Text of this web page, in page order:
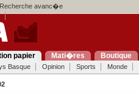
avanc�e
papier Mati�res Boutique
Basque Opinion Sports Monde